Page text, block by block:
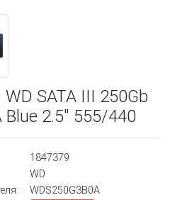
SATA III 250Gb
Blue 2.5" 555/440
1847379
WD
WDS250G3B0A